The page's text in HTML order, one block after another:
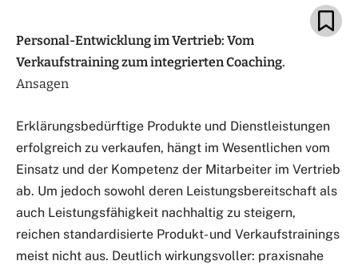
Personal-Entwicklung im Vertrieb: Vom
Verkaufstraining zum integrierten Coaching.
Ansagen
Erklärungsbedürftige Produkte und Dienstleistungen
erfolgreich zu verkaufen, hängt im Wesentlichen vom
Einsatz und der Kompetenz der Mitarbeiter im Vertrieb
ab. Um jedoch sowohl deren Leistungsbereitschaft als
auch Leistungsfähigkeit nachhaltig zu steigern,
reichen standardisierte Produkt- und Verkaufstrainings
meist nicht aus. Deutlich wirkungsvoller: praxisnahe